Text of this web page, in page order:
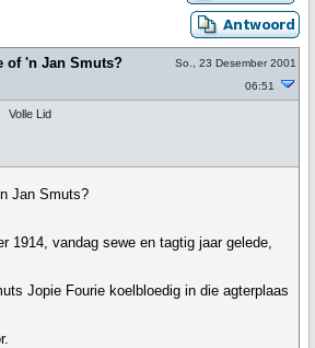
of 'n Jan Smuts?
So., 23 Desember 2001
06:51
Volle Lid
Jan Smuts?
1914, vandag sewe en tagtig jaar gelede,
Jopie Fourie koelbloedig in die agterplaas